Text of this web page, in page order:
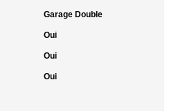
Garage Double
Oui
Oui
Oui